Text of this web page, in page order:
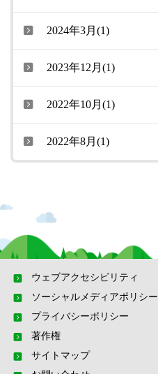
2024年3月(1)
2023年12月(1)
2022年10月(1)
2022年8月(1)
ウェブアクセシビリティ
ソーシャルメディアポリシー
プライバシーポリシー
著作権
サイトマップ